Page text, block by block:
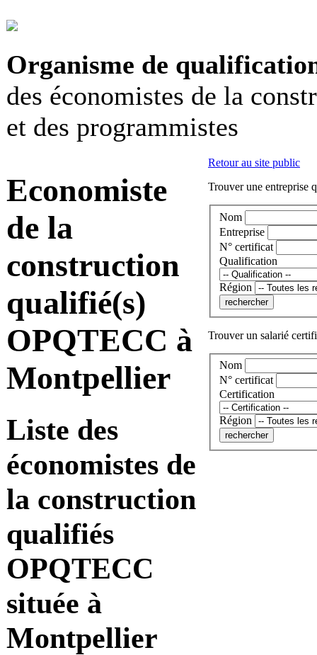
Organisme de
des économistes de la
et des programmistes
Economiste
de la
construction
qualifié(s)
OPQTECC à
Montpellier
Liste des
économistes de
la construction
qualifiés
OPQTECC
située à
Montpellier
Retour au site public
Trouver une entreprise
Nom
Entreprise
N° certificat
Qualification
Région
Trouver un salarié
Nom
N° certificat
Certification
Région